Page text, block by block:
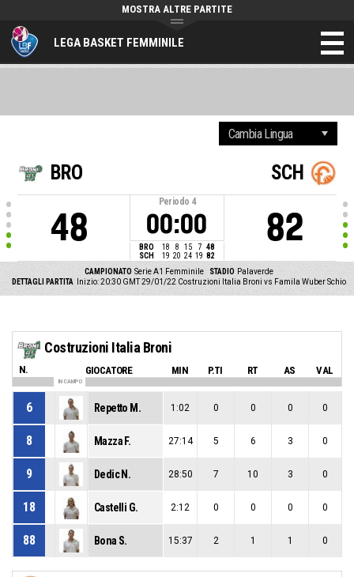
LEGA BASKET FEMMINILE
MOSTRA ALTRE PARTITE
BRO
48
Periodo 4
00:00
BRO 18 8 15 7 48
SCH
19 20 24 19 82
SCH
82
CAMPIONATO Serie A1 Femminile STADIO Palaverde
DETTAGLI PARTITA
Inizio: 20:30 GMT 29/01/22 Costruzioni Italia Broni vs Famila Wuber Schio
Costruzioni Italia Broni
N. GIOCATORE MIN P.TI RT AS VAL
IN CAMPO
6 Repetto M. 1:02 0 0 0 0
8 Mazza F. 27:14 5 6 3 0
9 Dedic N. 28:50 7 10 3 0
18 Castelli G. 2:12 0 0 0 0
88 Bona S. 15:37 2 1 1 0